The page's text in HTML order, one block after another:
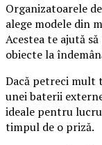
Organizatoarele
alege modele din
Acestea te ajută
obiecte la
Dacă petreci mult
unei baterii
ideale pentru
timpul de o priză.